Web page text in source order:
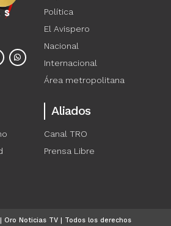
Política
El Avispero
Nacional
Internacional
Área metropolitana
Aliados
Canal TRO
Prensa Libre
Noticias TV | Todos los derechos